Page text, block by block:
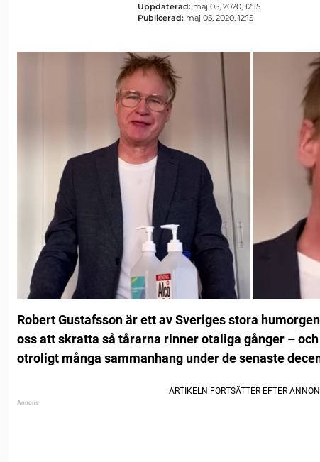
Uppdaterad: maj 05, 2020, 12:15
Publicerad: maj 05, 2020, 12:15
Robert Gustafsson är ett av Sveriges stora
oss att skratta så tårarna rinner otaliga gånger –
otroligt många sammanhang under de senaste